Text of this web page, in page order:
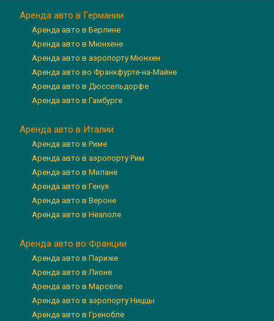
Аренда авто в Германии
Аренда авто в Берлине
Аренда авто в Мюнхене
Аренда авто в аэропорту Мюнхен
Аренда авто во Франкфурте-на-Майне
Аренда авто в Дюссельдорфе
Аренда авто в Гамбурге
Аренда авто в Италии
Аренда авто в Риме
Аренда авто в аэропорту Рим
Аренда авто в Милане
Аренда авто в Генуя
Аренда авто в Вероне
Аренда авто в Неаполе
Аренда авто во Франции
Аренда авто в Париже
Аренда авто в Лионе
Аренда авто в Марселе
Аренда авто в аэропорту Ниццы
Аренда авто в Гренобле